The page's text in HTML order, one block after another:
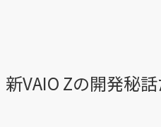
VAIO Zの開発秘話